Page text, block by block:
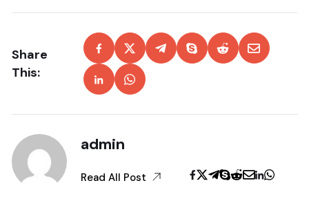
Share
This:
admin
Read All Post